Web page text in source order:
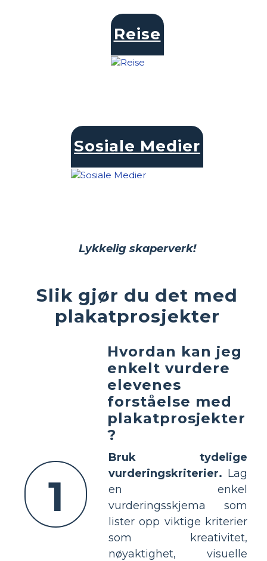
Reise
Sosiale Medier
Lykkelig skaperverk!
Slik gjør du det med
plakatprosjekter
1
Hvordan kan jeg
enkelt vurdere
elevenes
forståelse med
plakatprosjekter
?
Bruk tydelige
vurderingskriterier. Lag
en enkel
vurderingsskjema som
lister opp viktige kriterier
som kreativitet,
nøyaktighet, visuelle